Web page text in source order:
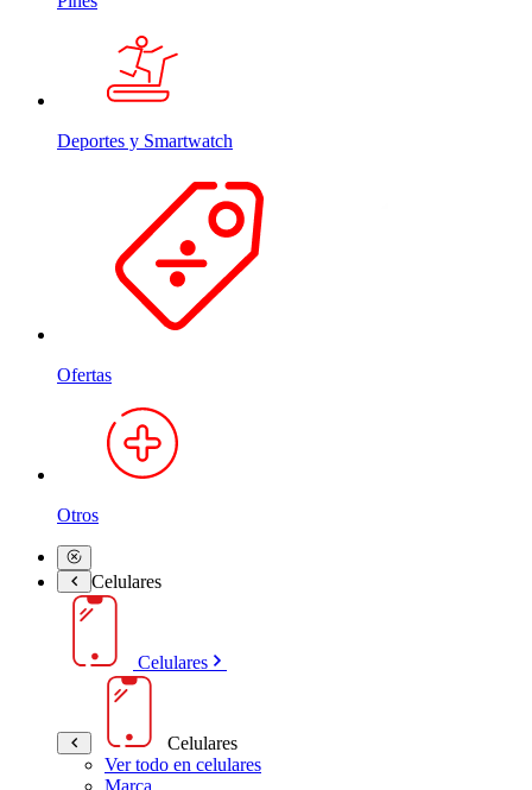
Deportes y Smartwatch
Ofertas
Otros
Celulares
Celulares
Celulares
Ver todo en celulares
Marca